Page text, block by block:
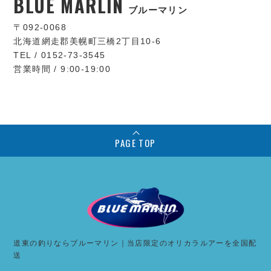
ブルーマリン
〒092-0068
北海道網走郡美幌町三橋2丁目10-6
TEL / 0152-73-3545
営業時間 / 9:00-19:00
PAGE TOP
道東の釣りならブルーマリン｜当店限定のオリカラルアーを全国配
送